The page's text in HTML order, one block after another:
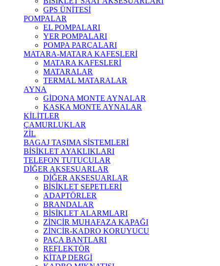
GPS ÜNİTESİ
POMPALAR
EL POMPALARI
YER POMPALARI
POMPA PARÇALARI
MATARA-MATARA KAFESLERİ
MATARA KAFESLERİ
MATARALAR
TERMAL MATARALAR
AYNA
GİDONA MONTE AYNALAR
KASKA MONTE AYNALAR
KİLİTLER
ÇAMURLUKLAR
ZİL
BAGAJ TAŞIMA SİSTEMLERİ
BİSİKLET AYAKLIKLARI
TELEFON TUTUCULAR
DİĞER AKSESUARLAR
DİĞER AKSESUARLAR
BİSİKLET SEPETLERİ
ADAPTÖRLER
BRANDALAR
BİSİKLET ALARMLARI
ZİNCİR MUHAFAZA KAPAĞI
ZİNCİR-KADRO KORUYUCU
PAÇA BANTLARI
REFLEKTÖR
KİTAP DERGİ